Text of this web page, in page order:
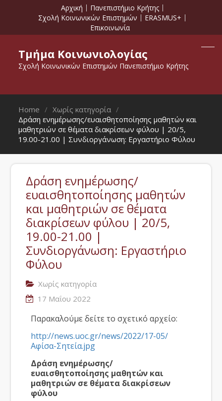
Αρχική
Πανεπιστήμιο Κρήτης
Σχολή Κοινωνικών Επιστημών
ERASMUS+
Επικοινωνία
Τμήμα Κοινωνιολογίας
Σχολή Κοινωνικών Επιστημών Πανεπιστήμιο Κρήτης
Home
Χωρίς κατηγορία
Δράση ενημέρωσης/ευαισθητοποίησης μαθητών και
μαθητριών σε θέματα διακρίσεων φύλου | 20/5,
19.00-21.00 | Συνδιοργάνωση: Εργαστήριο Φύλου
Δράση ενημέρωσης/
ευαισθητοποίησης μαθητών
και μαθητριών σε θέματα
διακρίσεων φύλου | 20/5,
19.00-21.00 |
Συνδιοργάνωση: Εργαστήριο
Φύλου
Χωρίς κατηγορία
17 Μαΐου 2022
Παρακαλούμε δείτε το σχετικό αρχείο:
http://news.uoc.gr/news/2022/17-05/
Αφίσα-Σητεία.jpg
Δράση ενημέρωσης/
ευαισθητοποίησης μαθητών και
μαθητριών σε θέματα διακρίσεων
φύλου